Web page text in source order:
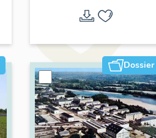
Dossier